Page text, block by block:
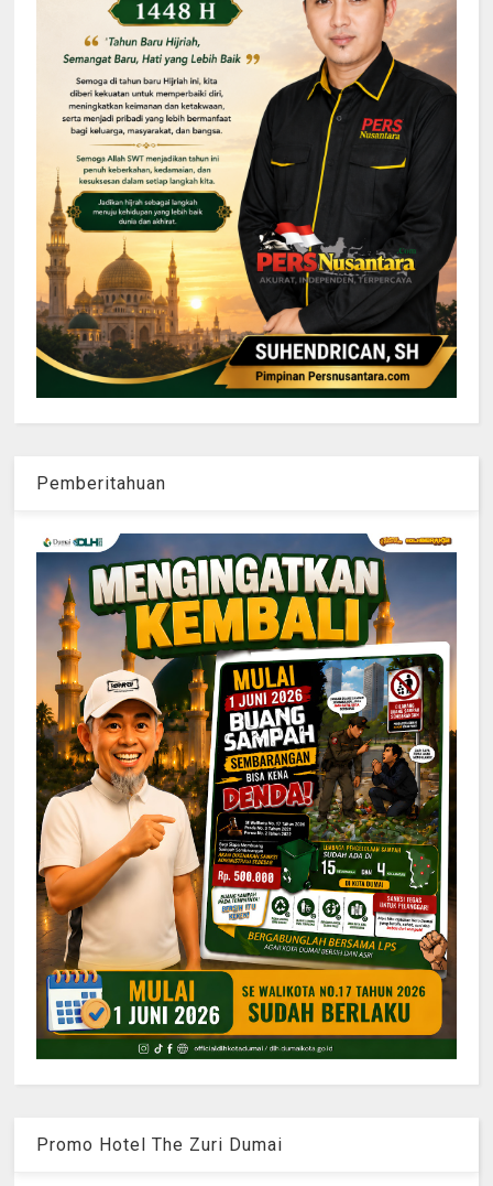
Pemberitahuan
Promo Hotel The Zuri Dumai